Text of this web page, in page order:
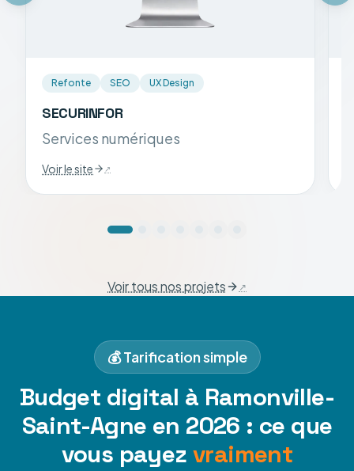
Refonte SEO UX Design
SECURINFOR
Services numériques
Voir le site
Voir tous nos projets
💰 Tarification simple
Budget digital à Ramonville-
Saint-Agne en 2026 : ce que
vous payez vraiment